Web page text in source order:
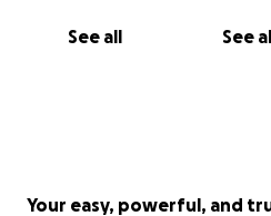
See all See
Your easy, powerful, and